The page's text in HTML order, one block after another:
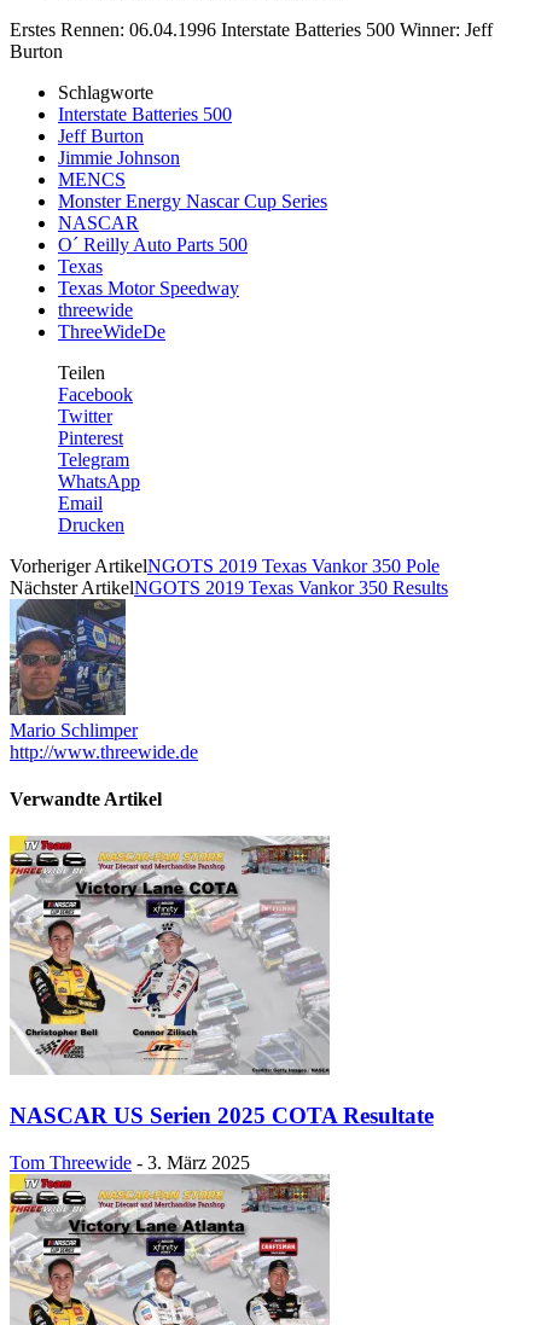
Erstes Rennen: 06.04.1996 Interstate Batteries 500 Winner: Jeff
Burton
Schlagworte
Interstate Batteries 500
Jeff Burton
Jimmie Johnson
MENCS
Monster Energy Nascar Cup Series
NASCAR
O´ Reilly Auto Parts 500
Texas
Texas Motor Speedway
threewide
ThreeWideDe
Teilen
Facebook
Twitter
Pinterest
Telegram
WhatsApp
Email
Drucken
Vorheriger ArtikelNGOTS 2019 Texas Vankor 350 Pole
Nächster ArtikelNGOTS 2019 Texas Vankor 350 Results
Mario Schlimper
http://www.threewide.de
Verwandte Artikel
NASCAR US Serien 2025 COTA Resultate
Tom Threewide - 3. März 2025